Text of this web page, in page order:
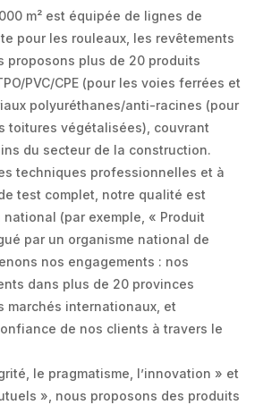
m² est équipée de lignes de
pour les rouleaux, les revêtements
proposons plus de 20 produits
PVC/CPE (pour les voies ferrées et
polyuréthanes/anti-racines (pour
toitures végétalisées), couvrant
du secteur de la construction.
techniques professionnelles et à
test complet, notre qualité est
(par exemple, « Produit
par un organisme national de
nos engagements : nos
dans plus de 20 provinces
marchés internationaux, et
de nos clients à travers le
le pragmatisme, l’innovation » et
», nous proposons des produits